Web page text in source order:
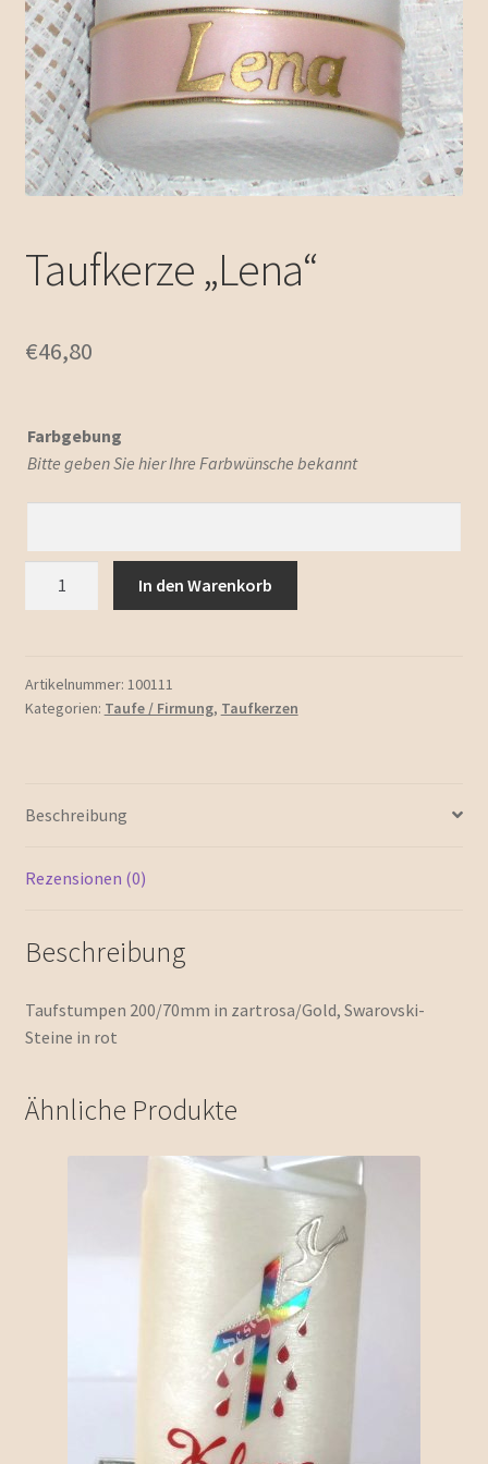
Taufkerze „Lena“
€46,80
Farbgebung
Bitte geben Sie hier Ihre Farbwünsche bekannt
In den Warenkorb
Artikelnummer: 100111
Kategorien: Taufe / Firmung, Taufkerzen
Beschreibung
Rezensionen (0)
Beschreibung
Taufstumpen 200/70mm in zartrosa/Gold, Swarovski-
Steine in rot
Ähnliche Produkte